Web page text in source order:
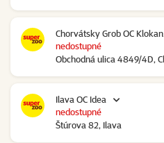
Chorvátsky Grob OC Klokan
Obchodná ulica 4849/4D,
nedostupné
Ilava OC Idea
Štúrova 82, Ilava
nedostupné